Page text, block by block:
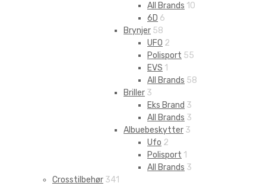
All Brands 10
6D 6
Brynjer 58
UFO 2
Polisport 55
EVS 1
All Brands 58
Briller 3
Eks Brand 3
All Brands 3
Albuebeskytter 3
Ufo 2
Polisport 1
All Brands 3
Crosstilbehør 341